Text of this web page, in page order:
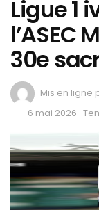
Ligue 1
l’ASEC
30e
Mis en ligne
6 mai 2026